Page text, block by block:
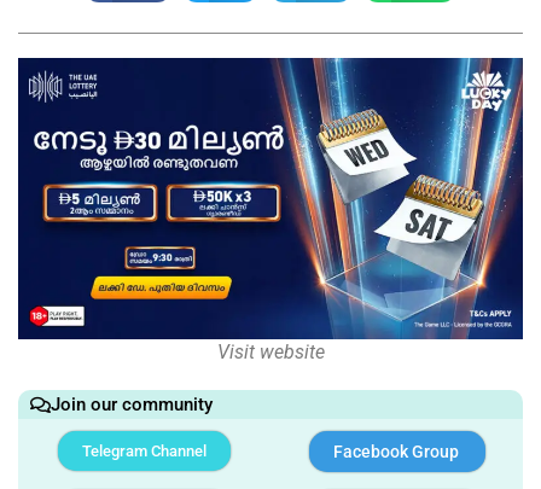
Visit website
Join our community
Telegram Channel Facebook Group